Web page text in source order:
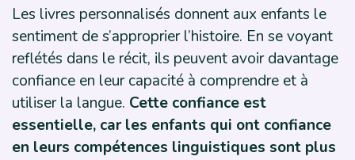
Les livres personnalisés donnent aux enfants le
sentiment de s’approprier l’histoire. En se voyant
reflétés dans le récit, ils peuvent avoir davantage
confiance en leur capacité à comprendre et à
utiliser la langue. Cette confiance est
essentielle, car les enfants qui ont confiance
en leurs compétences linguistiques sont plus